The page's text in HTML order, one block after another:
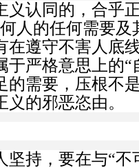
义认同的，合乎
人的任何需要及
在遵守不害人底
于严格意思上的“
的需要，压根不
的邪恶恣由。
坚持，要在与“不